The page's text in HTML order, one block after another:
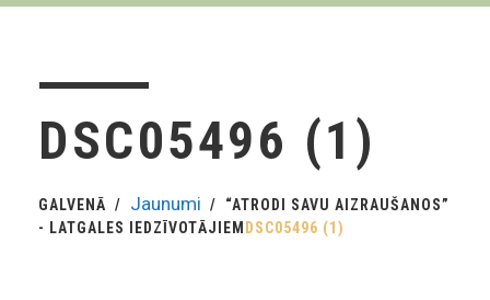
DSC05496 (1)
GALVENĀ Jaunumi
“ATRODI SAVU AIZRAUŠANOS”
- LATGALES IEDZĪVOTĀJIEM DSC05496 (1)